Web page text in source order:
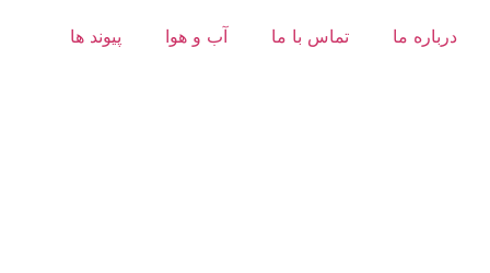
درباره ما تماس با ما آب و هوا پیوند ها